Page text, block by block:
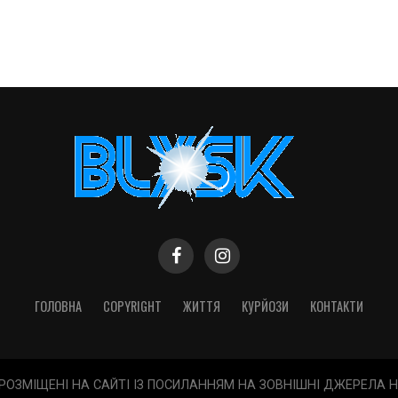
ГОЛОВНА COPYRIGHT ЖИТТЯ КУРЙОЗИ КОНТАКТИ
НА САЙТІ ІЗ ПОСИЛАННЯМ НА ЗОВНІШНІ ДЖЕРЕЛА